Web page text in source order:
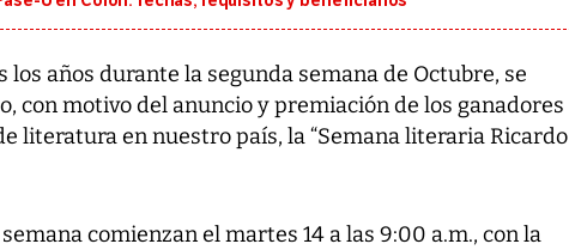
los años durante la segunda semana de Octubre, se
con motivo del anuncio y premiación de los ganadores
literatura en nuestro país, la “Semana literaria Ricardo
comienzan el martes 14 a las 9:00 a.m., con la